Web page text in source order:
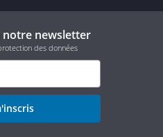
notre newsletter
des données